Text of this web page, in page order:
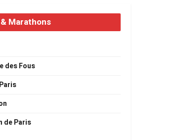
Marathons
des Fous
de Paris